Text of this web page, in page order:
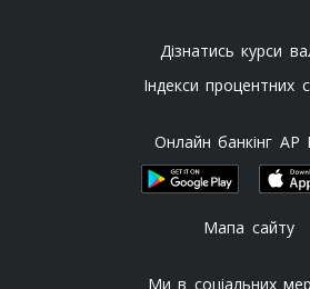
Дізнатись курси
Індекси процентних
Онлайн банкінг AP
Мапа сайту
Ми в соціальних